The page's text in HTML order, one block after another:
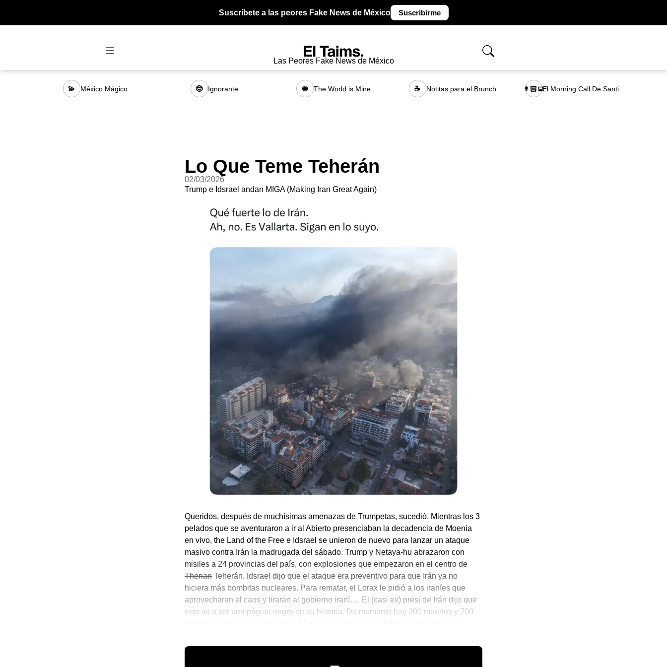
Suscríbete a las peores Fake News de México Suscribirme
Las Peores Fake News de México
💫 México Mágico 🤓 Ignorante 🌐 The World is Mine ☕ Notitas para el Brunch 👨🏻‍💻El Morning Call De Santi
Lo Que Teme Teherán
02/03/2026
Trump e Idsrael andan MIGA (Making Iran Great Again)
Queridos, después de muchísimas amenazas de Trumpetas, sucedió. Mientras los 3
pelados que se aventuraron a ir al Abierto presenciaban la decadencia de Moenia
en vivo, the Land of the Free e Idsrael se unieron de nuevo para lanzar un ataque
masivo contra Irán la madrugada del sábado. Trump y Netaya-hu abrazaron con
misiles a 24 provincias del país, con explosiones que empezaron en el centro de
Therian Teherán. Idsrael dijo que el ataque era preventivo para que Irán ya no
hiciera más bombitas nucleares. Para rematar, el Lorax le pidió a los iraníes que
aprovecharan el caos y tiraran al gobierno iraní…. El (casi ex) presi de Irán dijo que
esto va a ser una página negra en su historia. De momento hay 200 muertos y 700